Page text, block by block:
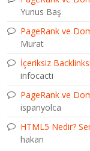
Yunus Baş
PageRank ve
Murat
İçeriksiz
infocacti
PageRank ve
ispanyolca
HTML5 Nedir?
hakan